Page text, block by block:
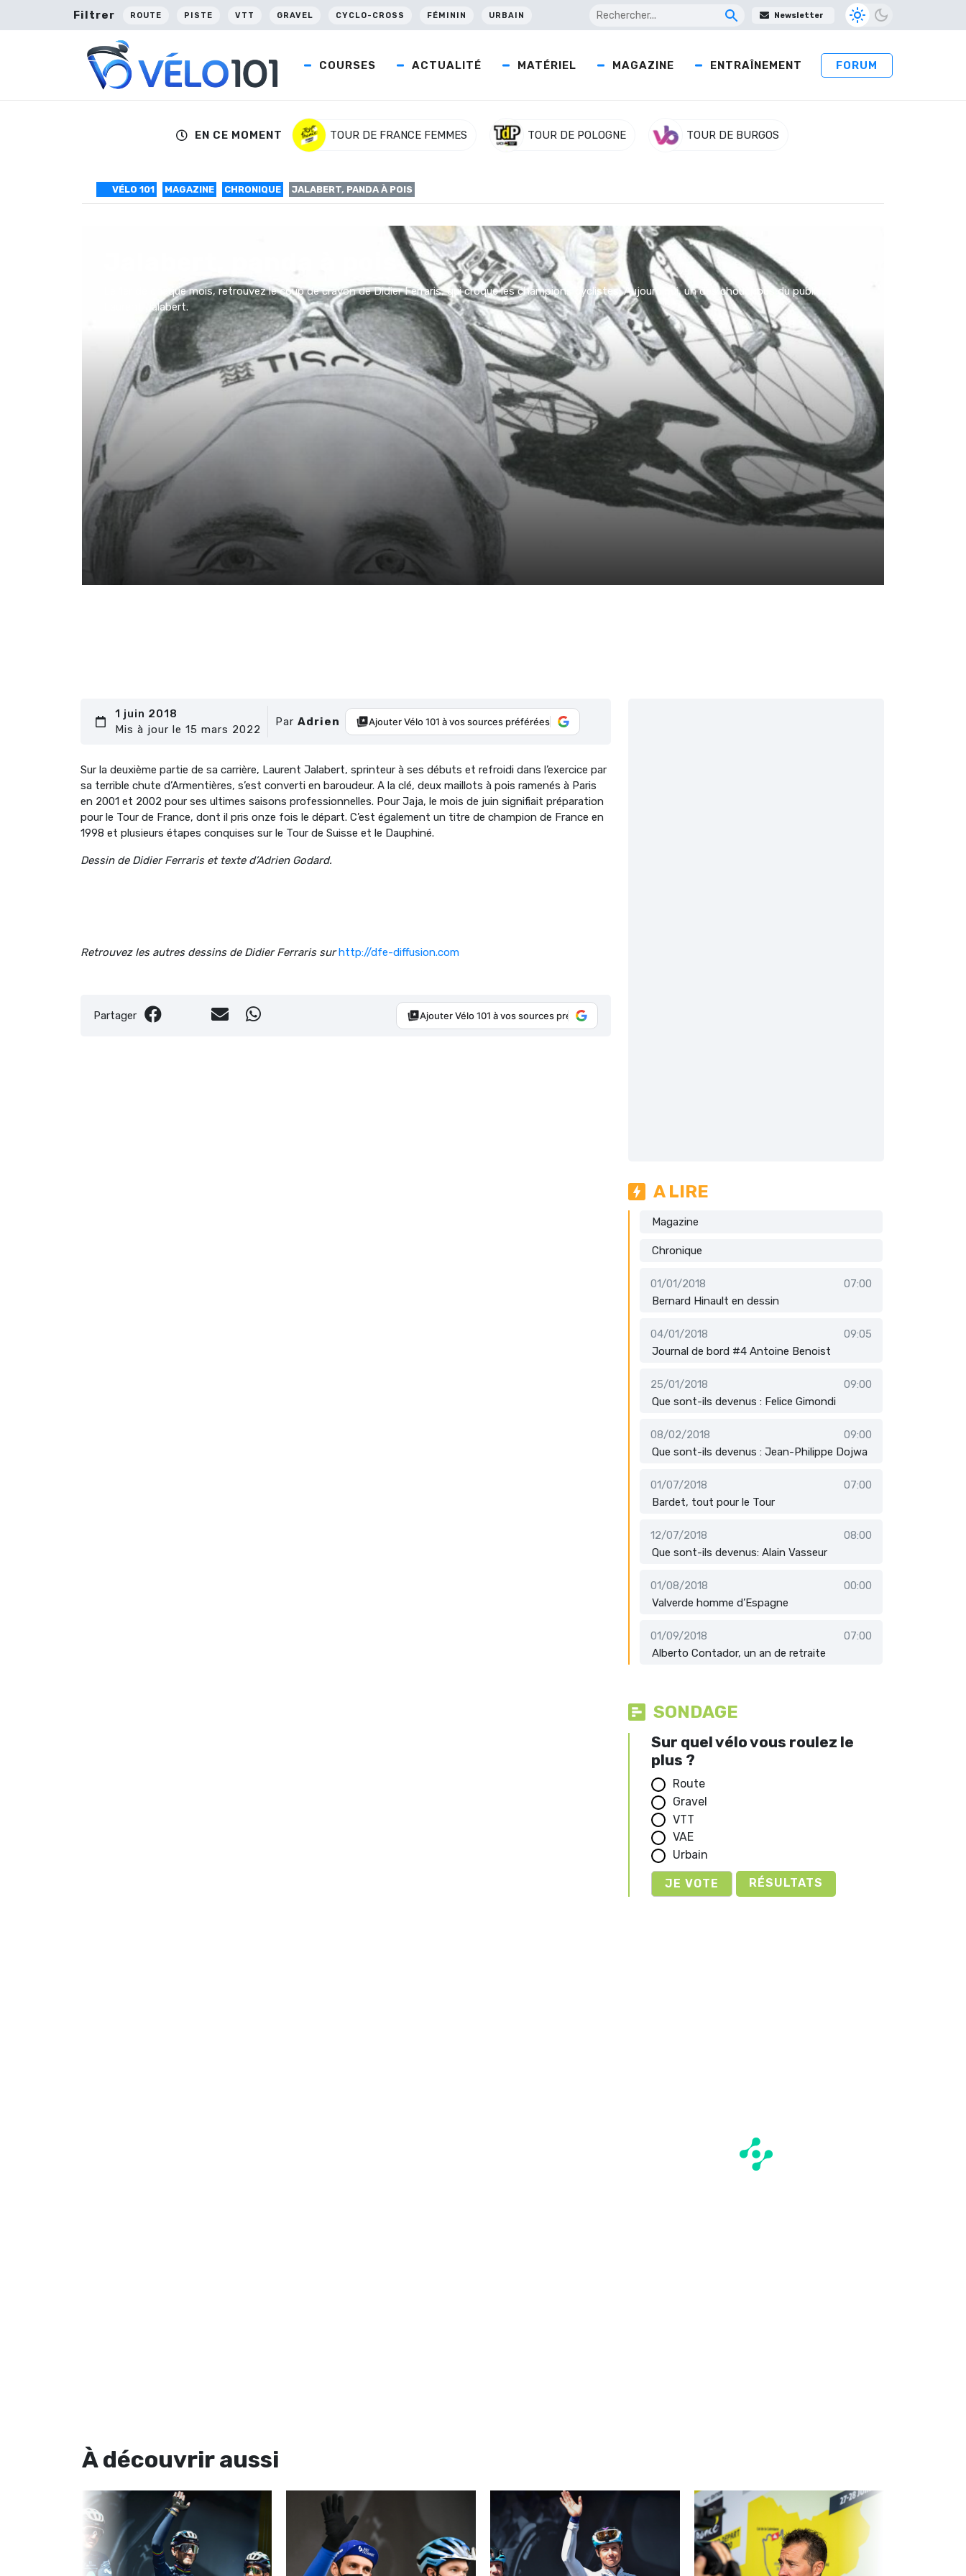
Filtrer ROUTE PISTE VTT GRAVEL CYCLO-CROSS FÉMININ URBAIN Newsletter
COURSES ACTUALITÉ MATÉRIEL MAGAZINE ENTRAÎNEMENT FORUM
EN CE MOMENT TOUR DE FRANCE FEMMES TOUR DE POLOGNE TOUR DE BURGOS
VÉLO 101 MAGAZINE CHRONIQUE JALABERT, PANDA À POIS
Le 1er de chaque mois, retrouvez le coup de crayon de Didier Ferraris, qui croque les champions cyclistes. Aujourd’hui, un des chouchous du public,
Laurent Jalabert.
1 juin 2018
Mis à jour le 15 mars 2022
Par Adrien Ajouter Vélo 101 à vos sources préférées
Sur la deuxième partie de sa carrière, Laurent Jalabert, sprinteur à ses débuts et refroidi dans l’exercice par
sa terrible chute d’Armentières, s’est converti en baroudeur. A la clé, deux maillots à pois ramenés à Paris
en 2001 et 2002 pour ses ultimes saisons professionnelles. Pour Jaja, le mois de juin signifiait préparation
pour le Tour de France, dont il pris onze fois le départ. C’est également un titre de champion de France en
1998 et plusieurs étapes conquises sur le Tour de Suisse et le Dauphiné.
Dessin de Didier Ferraris et texte d’Adrien Godard.
Retrouvez les autres dessins de Didier Ferraris sur http://dfe-diffusion.com
Partager Ajouter Vélo 101 à vos sources préférées
A LIRE
Magazine
Chronique
01/01/2018
07:00
Bernard Hinault en dessin
04/01/2018
09:05
Journal de bord #4 Antoine Benoist
25/01/2018
09:00
Que sont-ils devenus : Felice Gimondi
08/02/2018
09:00
Que sont-ils devenus : Jean-Philippe Dojwa
01/07/2018
07:00
Bardet, tout pour le Tour
12/07/2018
08:00
Que sont-ils devenus: Alain Vasseur
01/08/2018
00:00
Valverde homme d’Espagne
01/09/2018
07:00
Alberto Contador, un an de retraite
SONDAGE
Sur quel vélo vous roulez le
plus ?
Route
Gravel
VTT
VAE
Urbain
RÉSULTATS
À découvriraussi